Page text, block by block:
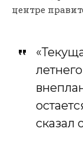
центре
сказал